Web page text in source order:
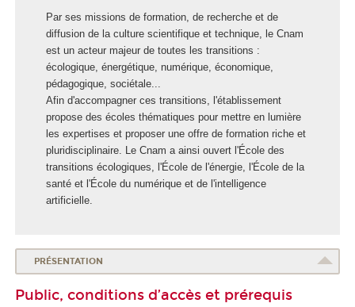
E
c
o
l
e
d
e
s
t
r
a
n
t
i
n
Par ses missions de formation, de recherche et de
diffusion de la culture scientifique et technique, le Cnam
est un acteur majeur de toutes les transitions :
écologique, énergétique, numérique, économique,
pédagogique, sociétale...
Afin d'accompagner ces transitions, l'établissement
propose des écoles thématiques pour mettre en lumière
les expertises et proposer une offre de formation riche et
pluridisciplinaire. Le Cnam a ainsi ouvert l'École des
transitions écologiques, l'École de l'énergie, l'École de la
santé et l'École du numérique et de l'intelligence
artificielle.
PRÉSENTATION
Public, conditions d’accès et prérequis